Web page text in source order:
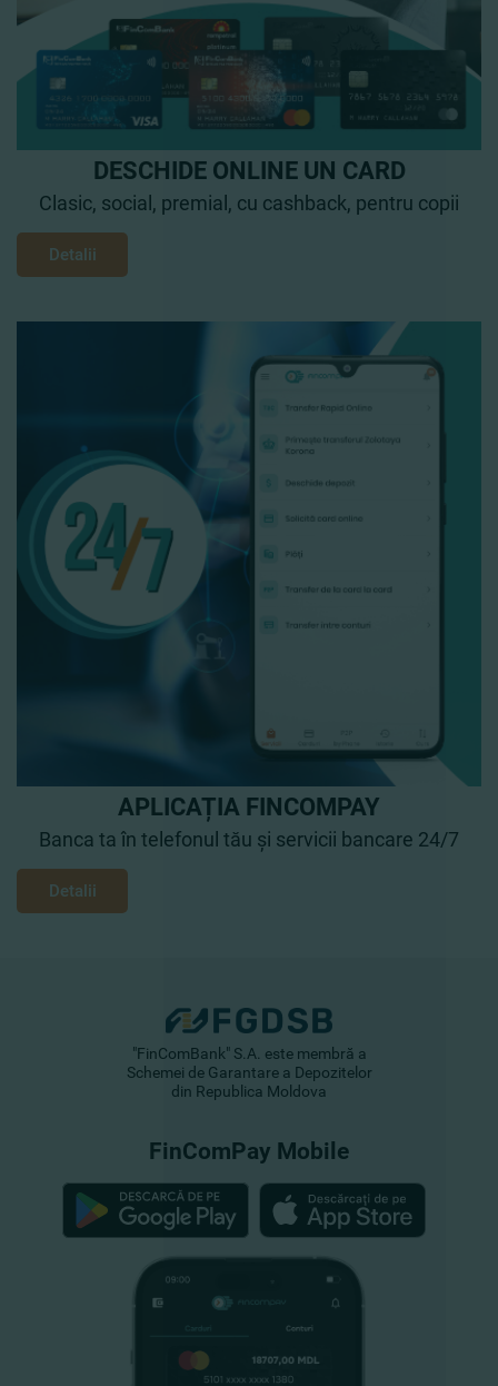
DESCHIDE ONLINE UN CARD
Clasic, social, premial, cu cashback, pentru copii
Detalii
APLICAȚIA FINCOMPAY
Banca ta în telefonul tău și servicii bancare 24/7
Detalii
"FinComBank" S.A. este membră a
Schemei de Garantare a Depozitelor
din Republica Moldova
FinComPay Mobile